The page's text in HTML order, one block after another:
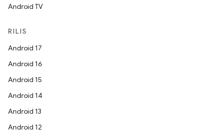
Android TV
RILIS
Android 17
Android 16
Android 15
Android 14
Android 13
Android 12